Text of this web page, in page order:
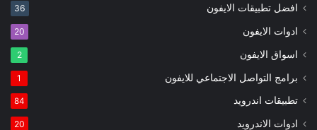
افضل تطبيقات الايفون 36
ادوات الايفون 20
اسواق الايفون 2
برامج التواصل الاجتماعي للايفون 1
تطبيقات اندرويد 84
ادوات الاندرويد 20